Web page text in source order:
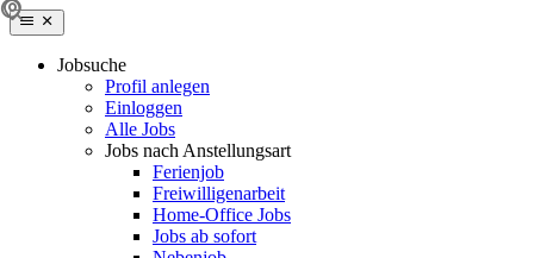
Jobsuche
Profil anlegen
Einloggen
Alle Jobs
Jobs nach Anstellungsart
Ferienjob
Freiwilligenarbeit
Home-Office Jobs
Jobs ab sofort